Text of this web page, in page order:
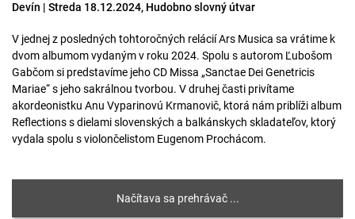
Devín | Streda 18.12.2024, Hudobno slovný útvar
V jednej z posledných tohtoročných relácií Ars Musica sa vrátime k
dvom albumom vydaným v roku 2024. Spolu s autorom Ľubošom
Gabčom si predstavíme jeho CD Missa „Sanctae Dei Genetricis
Mariae“ s jeho sakrálnou tvorbou. V druhej časti privítame
akordeonistku Anu Vyparinovú Krmanovič, ktorá nám priblíži album
Reflections s dielami slovenských a balkánskych skladateľov, ktorý
vydala spolu s violončelistom Eugenom Prochácom.